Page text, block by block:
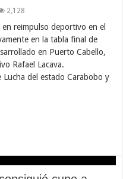
2,128
reimpulso deportivo en el
en la tabla final de
en Puerto Cabello,
Rafael Lacava.
del estado Carabobo y